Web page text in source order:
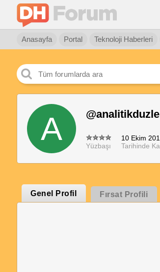
Anasayfa Portal Teknoloji Haberleri
A Yüzbaşı
10 Ekim
Tarihinde
Genel Profil Fırsat Profili